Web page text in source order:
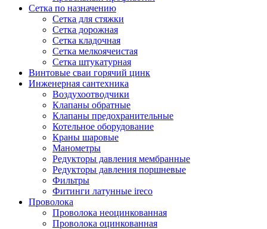
Сетка по назначению
Сетка для стяжки
Сетка дорожная
Сетка кладочная
Сетка мелкоячеистая
Сетка штукатурная
Винтовые сваи горячий цинк
Инженерная сантехника
Воздухоотводчики
Клапаны обратные
Клапаны предохранительные
Котельное оборудование
Краны шаровые
Манометры
Редукторы давления мембранные
Редукторы давления поршневые
Фильтры
Фитинги латунные ireco
Проволока
Проволока неоцинкованная
Проволока оцинкованная